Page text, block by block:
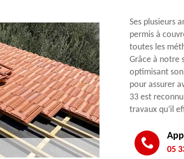
Ses plusieurs
permis à
toutes les
Grâce à notre
optimisant
pour assurer
33 est
travaux qu’il
05